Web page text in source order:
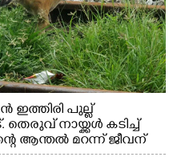
ഇത്തിരി പുല്ല്
നായ്ക്കൾ കടിച്ച്
ആന്തൽ മറന്ന് ജീവന്
വാത്തുരുത്തിയിൽ